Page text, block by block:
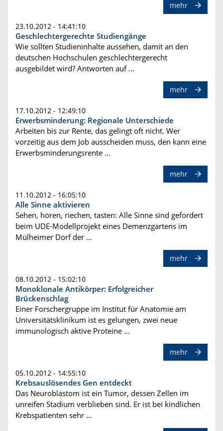
mehr
23.10.2012 - 14:41:10
Geschlechtergerechte Studiengänge
Wie sollten Studieninhalte aussehen, damit an den
deutschen Hochschulen geschlechtergerecht
ausgebildet wird? Antworten auf …
mehr
17.10.2012 - 12:49:10
Erwerbsminderung: Regionale Unterschiede
Arbeiten bis zur Rente, das gelingt oft nicht. Wer
vorzeitig aus dem Job ausscheiden muss, den kann eine
Erwerbsminderungsrente …
mehr
11.10.2012 - 16:05:10
Alle Sinne aktivieren
Sehen, hören, riechen, tasten: Alle Sinne sind gefordert
beim UDE-Modellprojekt eines Demenzgartens im
Mülheimer Dorf der …
mehr
08.10.2012 - 15:02:10
Monoklonale Antikörper: Erfolgreicher
Brückenschlag
Einer Forschergruppe im Institut für Anatomie am
Universitätsklinikum ist es gelungen, zwei neue
immunologisch aktive Proteine …
mehr
05.10.2012 - 14:55:10
Krebsauslösendes Gen entdeckt
Das Neuroblastom ist ein Tumor, dessen Zellen im
unreifen Stadium verblieben sind. Er ist bei kindlichen
Krebspatienten sehr …